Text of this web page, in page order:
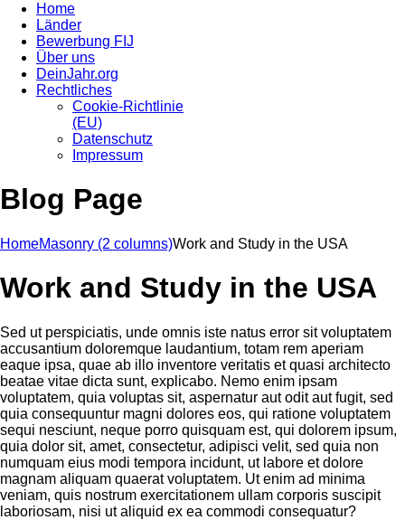
Home
Länder
Bewerbung FIJ
Über uns
DeinJahr.org
Rechtliches
Cookie-Richtlinie
(EU)
Datenschutz
Impressum
Blog Page
HomeMasonry (2 columns)Work and Study in the USA
Work and Study in the USA
Sed ut perspiciatis, unde omnis iste natus error sit voluptatem
accusantium doloremque laudantium, totam rem aperiam
eaque ipsa, quae ab illo inventore veritatis et quasi architecto
beatae vitae dicta sunt, explicabo. Nemo enim ipsam
voluptatem, quia voluptas sit, aspernatur aut odit aut fugit, sed
quia consequuntur magni dolores eos, qui ratione voluptatem
sequi nesciunt, neque porro quisquam est, qui dolorem ipsum,
quia dolor sit, amet, consectetur, adipisci velit, sed quia non
numquam eius modi tempora incidunt, ut labore et dolore
magnam aliquam quaerat voluptatem. Ut enim ad minima
veniam, quis nostrum exercitationem ullam corporis suscipit
laboriosam, nisi ut aliquid ex ea commodi consequatur?